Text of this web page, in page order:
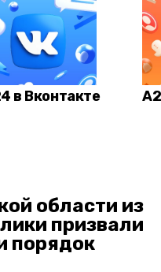
в Вконтакте
области из
призвали
порядок